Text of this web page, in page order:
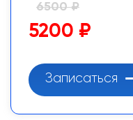
6500 ₽
5200 ₽
Записаться